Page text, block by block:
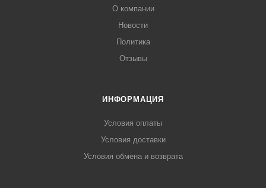
О компании
Новости
Политика
Отзывы
ИНФОРМАЦИЯ
Условия оплаты
Условия доставки
Условия обмена и возврата